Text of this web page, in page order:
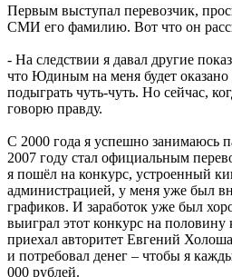
Первым выступал перевозчик,
СМИ его фамилию. Вот что он
- На следствии я давал другие
что Юдиным на меня будет
подыграть чуть-чуть. Но сейчас,
говорю правду.
С 2000 года я успешно занимаюсь
2007 году стал официальным
я пошёл на конкурс, устроенный
администрацией, у меня уже был
графиков. И заработок уже был
выиграл этот конкурс на
приехал авторитет Евгений
и потребовал денег – чтобы я
000 рублей.